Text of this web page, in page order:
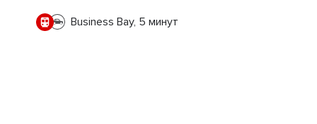
Business Bay, 5 минут